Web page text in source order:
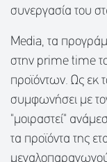
συνεργασία του
Media, τα
στην prime time
προϊόντων. Ως εκ
συμφωνήσει με
"μοιραστεί"
τα προϊόντα της